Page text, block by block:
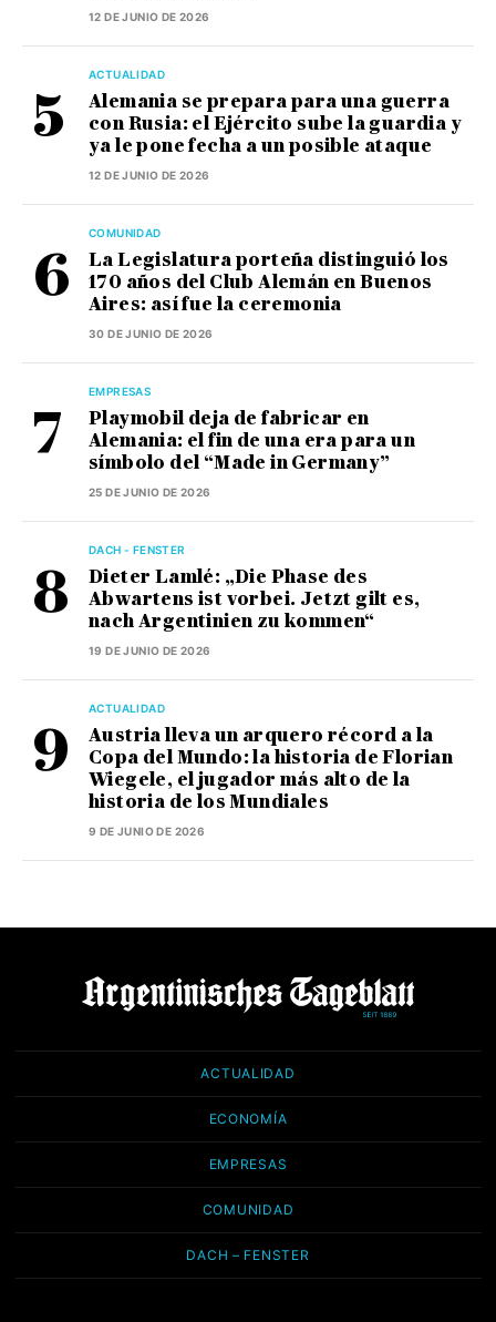
12 DE JUNIO DE 2026
ACTUALIDAD
Alemania se prepara para una guerra
con Rusia: el Ejército sube la guardia y
ya le pone fecha a un posible ataque
12 DE JUNIO DE 2026
COMUNIDAD
La Legislatura porteña distinguió los
170 años del Club Alemán en Buenos
Aires: así fue la ceremonia
30 DE JUNIO DE 2026
EMPRESAS
Playmobil deja de fabricar en
Alemania: el fin de una era para un
símbolo del “Made in Germany”
25 DE JUNIO DE 2026
DACH - FENSTER
Dieter Lamlé: „Die Phase des
Abwartens ist vorbei. Jetzt gilt es,
nach Argentinien zu kommen“
19 DE JUNIO DE 2026
ACTUALIDAD
Austria lleva un arquero récord a la
Copa del Mundo: la historia de Florian
Wiegele, el jugador más alto de la
historia de los Mundiales
9 DE JUNIO DE 2026
ACTUALIDAD
ECONOMÍA
EMPRESAS
COMUNIDAD
DACH – FENSTER